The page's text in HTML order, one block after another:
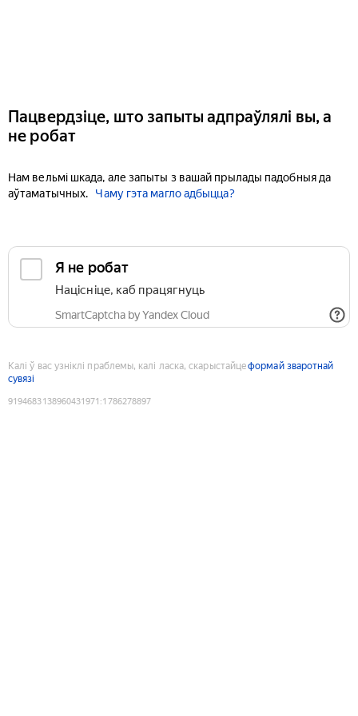
Пацвердзіце, што запыты адпраўлялі вы, а
не робат
Нам вельмі шкада, але запыты з вашай прылады падобныя да
аўтаматычных.
Чаму гэта магло адбыцца?
Я не робат
Націсніце, каб працягнуць
SmartCaptcha by Yandex Cloud
Калі ў вас узніклі праблемы, калі ласка, скарыстайцеформай зваротнай
сувязі
9194683138960431971 :1786278897